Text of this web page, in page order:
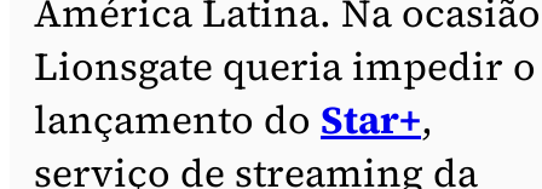
América Latina. Na
Lionsgate queria impedir o
lançamento do Star+,
serviço de streaming da